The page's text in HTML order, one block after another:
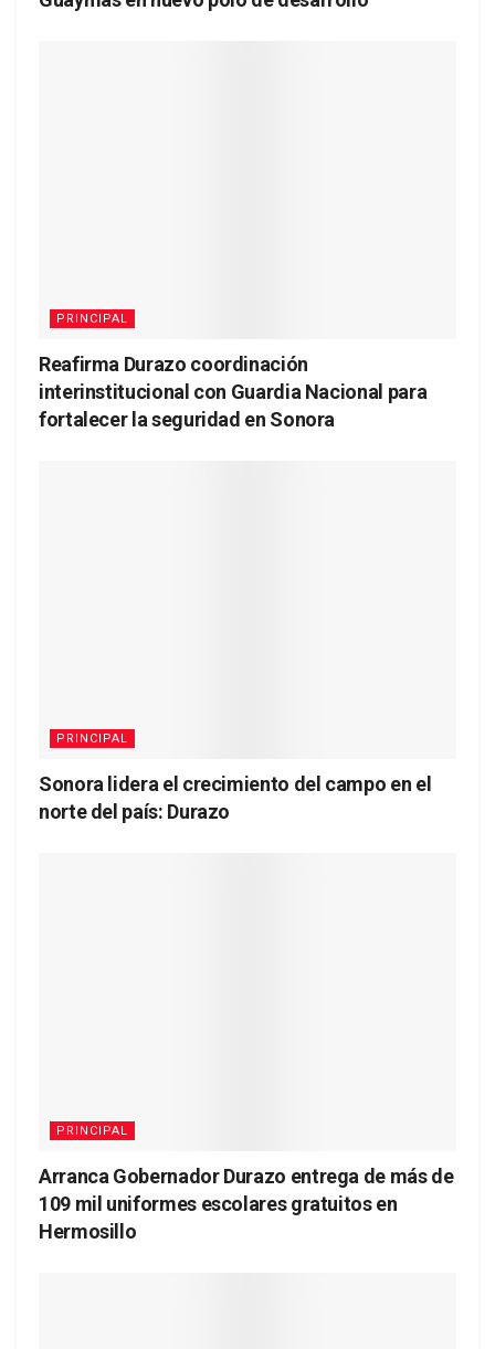
PRINCIPAL
Reafirma Durazo coordinación
interinstitucional con Guardia Nacional para
fortalecer la seguridad en Sonora
PRINCIPAL
Sonora lidera el crecimiento del campo en el
norte del país: Durazo
PRINCIPAL
Arranca Gobernador Durazo entrega de más de
109 mil uniformes escolares gratuitos en
Hermosillo